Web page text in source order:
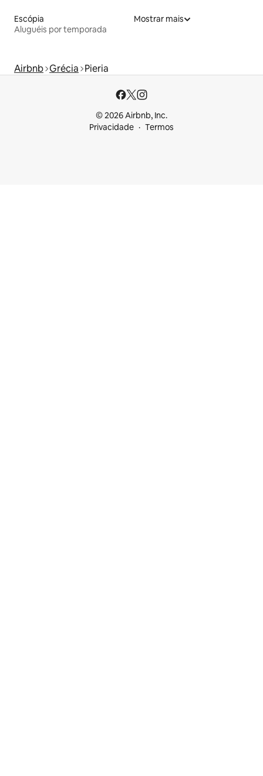
Escópia
Aluguéis por temporada
Mostrar mais
Airbnb Grécia Pieria
© 2026 Airbnb, Inc.
Privacidade
Termos